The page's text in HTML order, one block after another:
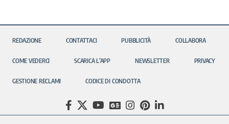
REDAZIONE CONTATTACI PUBBLICITÀ COLLABORA
COME VEDERCI SCARICA L’APP NEWSLETTER PRIVACY
GESTIONE RECLAMI CODICE DI CONDOTTA